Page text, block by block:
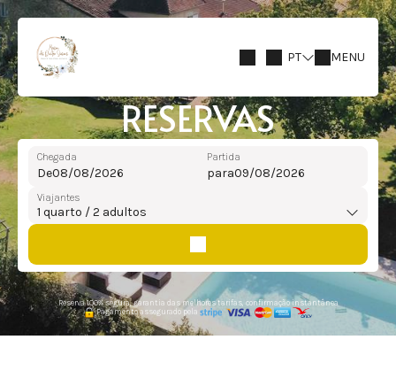
PT MENU
RESERVAS
Chegada
De
Partida
para
Viajantes
1 quarto /2 adultos
Reserva 100% segura, garantia das melhores tarifas, confirmação instantânea
Pagamento assegurado pela